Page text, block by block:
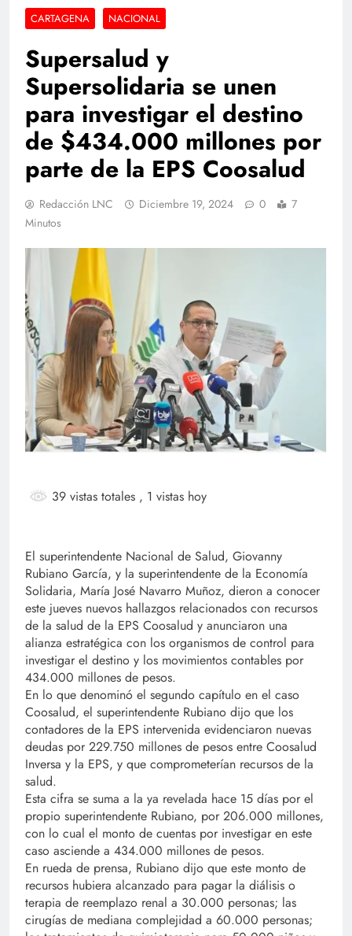
CARTAGENA NACIONAL
Supersalud y
Supersolidaria se unen
para investigar el destino
de $434.000 millones por
parte de la EPS Coosalud
Redacción LNC Diciembre 19, 2024 0
7
Minutos
39 vistas totales , 1 vistas hoy
​​​​​​​​​​​​​El superintendente Nacional de Salud, Giovanny
Rubiano García, y la superintendente de la Economía
Solidaria, María José Navarro Muñoz, dieron a conocer
este jueves nuevos hallazgos relacionados c​on recursos
de la salud de la EPS Coosalud y anunciaron una
alianza estratégica con los organismos de control para
investigar el destino y los movimientos contables por
434.000 millones de pesos.
En lo que denominó el segundo capítulo en el caso
Coosalud, el superintendente Rubiano dijo que los
contadores de la EPS intervenida evidenciaron nuevas
deudas por 229.750 millones de pesos entre Coosalud
Inversa y la EPS, y que comprometerían recursos de la
salud.
Esta cifra se suma a la ya revelada hace 15 días por el
propio superintendente Rubiano, por 206.000 millones,
con lo cual el monto de cuentas por investigar en este
caso asciende a 434.000 millones de pesos.​
En rueda de prensa, Rubiano dijo que este monto de
recursos hubiera alcanzado para pagar la diálisis o
terapia de reemplazo renal a 30.000 personas; las
cirugías de mediana complejidad a 60.000 personas;